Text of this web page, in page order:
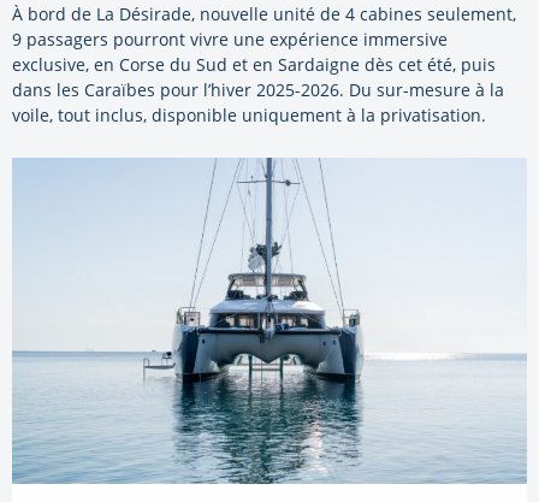
À bord de La Désirade, nouvelle unité de 4 cabines seulement,
9 passagers pourront vivre une expérience immersive
exclusive, en Corse du Sud et en Sardaigne dès cet été, puis
dans les Caraïbes pour l’hiver 2025-2026. Du sur-mesure à la
voile, tout inclus, disponible uniquement à la privatisation.